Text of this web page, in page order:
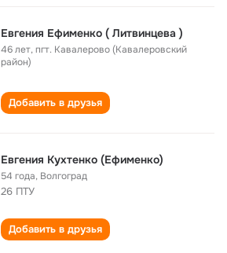
Евгения Ефименко ( Литвинцева )
46 лет,пгт. Кавалерово (Кавалеровский
район)
Добавить в друзья
Евгения Кухтенко (Ефименко)
54 года, Волгоград
26 ПТУ
Добавить в друзья